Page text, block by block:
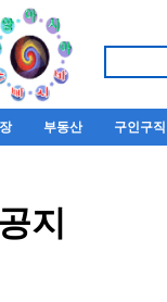
부동산 구인구직
지